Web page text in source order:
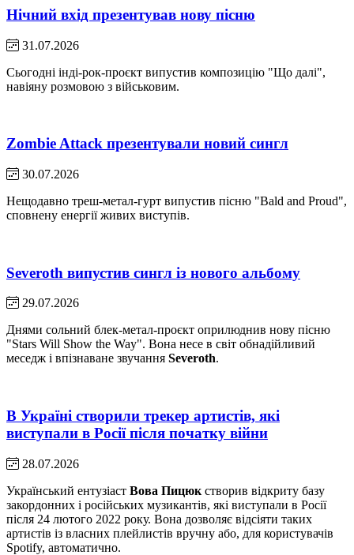
Нічний вхід презентував нову пісню
31.07.2026
Сьогодні інді-рок-проєкт випустив композицію "Що далі",
навіяну розмовою з військовим.
Zombie Attack презентували новий сингл
30.07.2026
Нещодавно треш-метал-гурт випустив пісню "Bald and Proud",
сповнену енергії живих виступів.
Severoth випустив сингл із нового альбому
29.07.2026
Днями сольний блек-метал-проєкт оприлюднив нову пісню
"Stars Will Show the Way". Вона несе в світ обнадійливий
меседж і впізнаване звучання Severoth.
В Україні створили трекер артистів, які
виступали в Росії після початку війни
28.07.2026
Український ентузіаст Вова Пицюк створив відкриту базу
закордонних і російських музикантів, які виступали в Росії
після 24 лютого 2022 року. Вона дозволяє відсіяти таких
артистів із власних плейлистів вручну або, для користувачів
Spotify, автоматично.